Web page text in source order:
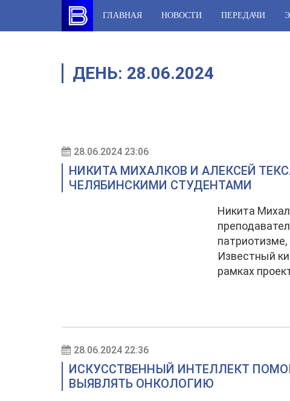
content
ГЛАВНАЯ НОВОСТИ ПЕРЕДАЧИ
ДЕНЬ: 28.06.2024
28.06.2024 23:06
НИКИТА МИХАЛКОВ И АЛЕКСЕЙ
ЧЕЛЯБИНСКИМИ СТУДЕНТАМИ
Никита
патриотизме,
Известный
рамках
28.06.2024 22:36
ИСКУССТВЕННЫЙ ИНТЕЛЛЕКТ
ВЫЯВЛЯТЬ ОНКОЛОГИЮ